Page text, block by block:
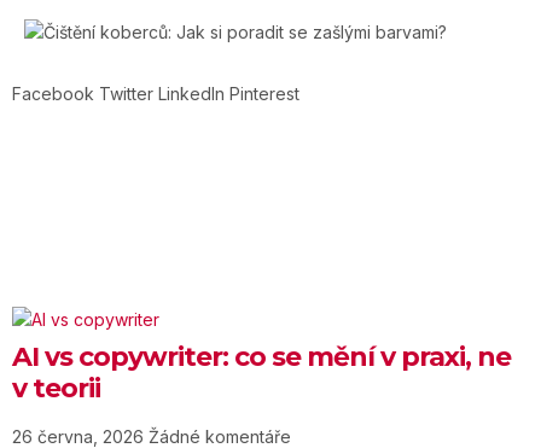
Facebook Twitter LinkedIn Pinterest
AI vs copywriter: co se mění v praxi, ne
v teorii
26 června, 2026 Žádné komentáře